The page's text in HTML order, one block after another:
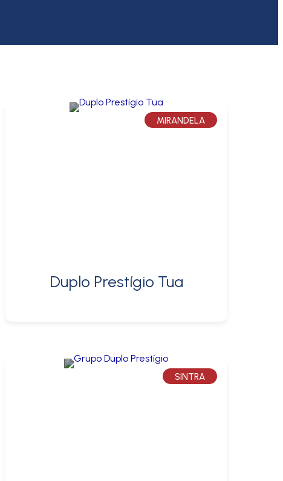
Duplo Prestígio Tua
MIRANDELA
SINTRA